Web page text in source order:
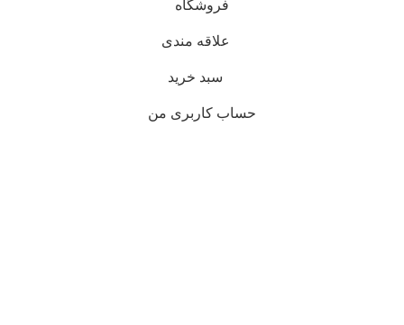
فروشگاه
علاقه مندی
سبد خرید
حساب کاربری من